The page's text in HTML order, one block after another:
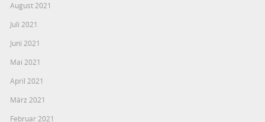
August 2021
Juli 2021
Juni 2021
Mai 2021
April 2021
März 2021
Februar 2021